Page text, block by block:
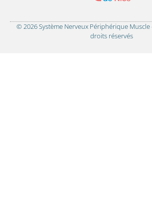
© 2026 Système Nerveux Périphérique Muscle
droits réservés